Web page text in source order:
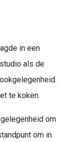
in een
als de
te koken.
om
om in